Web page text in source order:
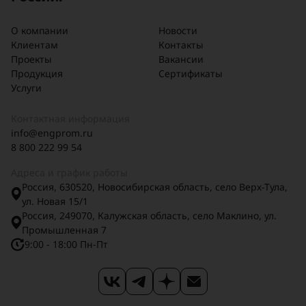
Пищевая и фармацевтическая
отрасли (из нержавеющей стали
Преимущества:
✔ Быстрое и надежное перекрытие
✔ Компактность и простота монтажа
✔ Высокая герметичность
управления (ручное,
автоматическое)
О компании
Клиентам
Проекты
Продукция
Услуги
Новости
Контакты
Вакансии
Сертификаты
info@engprom.ru
8 800 222 99 54
Россия, 630520, Новосибирская область, село Верх-Тула,
ул. Новая 15/1
Россия, 249070, Калужская область, село Маклино, ул.
Промышленная 7
9:00 - 18:00 Пн-Пт